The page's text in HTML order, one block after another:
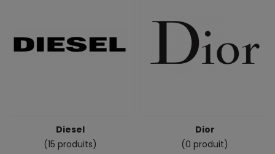
Diesel
(15 produits)
Dior
(0 produit)